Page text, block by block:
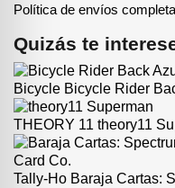
Política de envíos completa
Quizás te
Bicycle Bicycle Rider
THEORY 11 theory11
Tally-Ho Baraja Cartas: